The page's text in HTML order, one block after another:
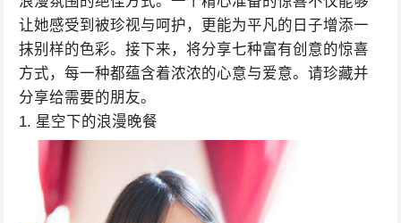
让她感受到被珍视与呵护，更能为平凡的日子增添一
抹别样的色彩。接下来，将分享七种富有创意的惊喜
方式，每一种都蕴含着浓浓的心意与爱意。请珍藏并
分享给需要的朋友。
1. 星空下的浪漫晚餐